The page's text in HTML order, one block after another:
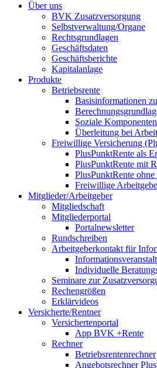
Über uns
BVK Zusatzversorgung
Selbstverwaltung/Organe
Rechtsgrundlagen
Geschäftsdaten
Geschäftsberichte
Kapitalanlage
Produkte
Betriebsrente
Basisinformationen
Soziale Komponenten
Überleitung bei
Freiwillige Versicherung
PlusPunktRente als
PlusPunktRente mit
PlusPunktRente
Freiwillige
Mitglieder/Arbeitgeber
Mitgliedschaft
Mitgliederportal
Portalnewsletter
Rundschreiben
Arbeitgeberkontakt für
Individuelle
Seminare zur
Rechengrößen
Erklärvideos
Versicherte/Rentner
Versichertenportal
App BVK +Rente
Rechner
Betriebsrentenrechner
Angebotsrechner